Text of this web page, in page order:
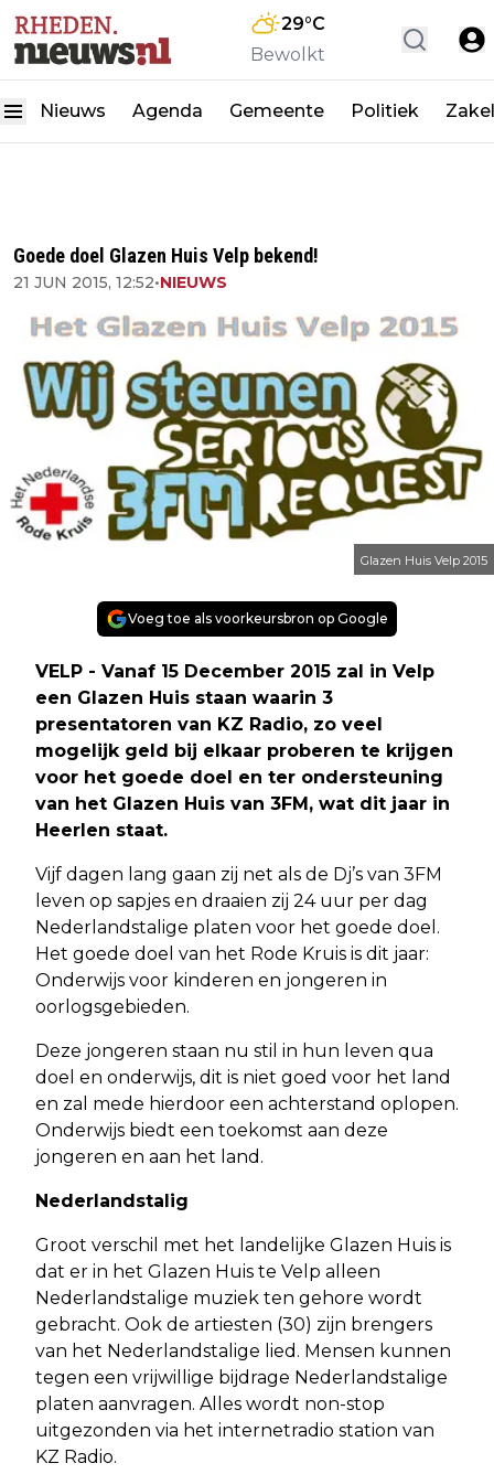
29°C
Bewolkt
Nieuws Agenda Gemeente Politiek
Goede doel Glazen Huis Velp bekend!
21 JUN 2015, 12:52•NIEUWS
Glazen Huis Velp 2015
Voeg toe als voorkeursbron op Google
VELP - Vanaf 15 December 2015 zal in Velp
een Glazen Huis staan waarin 3
presentatoren van KZ Radio, zo veel
mogelijk geld bij elkaar proberen te krijgen
voor het goede doel en ter ondersteuning
van het Glazen Huis van 3FM, wat dit jaar in
Heerlen staat.
Vijf dagen lang gaan zij net als de Dj’s van 3FM
leven op sapjes en draaien zij 24 uur per dag
Nederlandstalige platen voor het goede doel.
Het goede doel van het Rode Kruis is dit jaar:
Onderwijs voor kinderen en jongeren in
oorlogsgebieden.
Deze jongeren staan nu stil in hun leven qua
doel en onderwijs, dit is niet goed voor het land
en zal mede hierdoor een achterstand oplopen.
Onderwijs biedt een toekomst aan deze
jongeren en aan het land.
Nederlandstalig
Groot verschil met het landelijke Glazen Huis is
dat er in het Glazen Huis te Velp alleen
Nederlandstalige muziek ten gehore wordt
gebracht. Ook de artiesten (30) zijn brengers
van het Nederlandstalige lied. Mensen kunnen
tegen een vrijwillige bijdrage Nederlandstalige
platen aanvragen. Alles wordt non-stop
uitgezonden via het internetradio station van
KZ Radio.